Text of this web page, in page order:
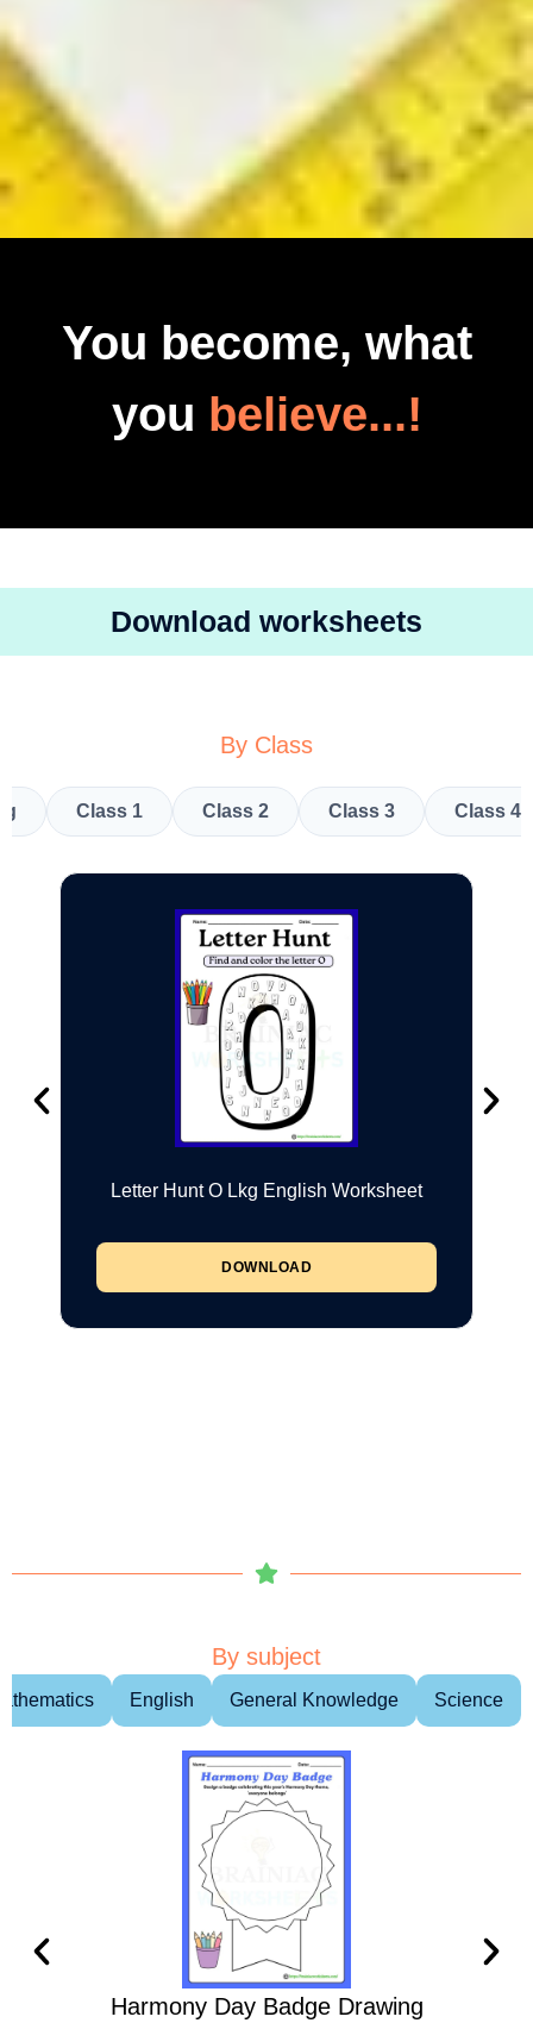
You become, what
you believe...!
Download worksheets
By Class
Class 1 Class 2 Class 3 Class 4
Letter Hunt O Lkg English Worksheet
DOWNLOAD
By subject
English General Knowledge Science
Harmony Day Badge Drawing